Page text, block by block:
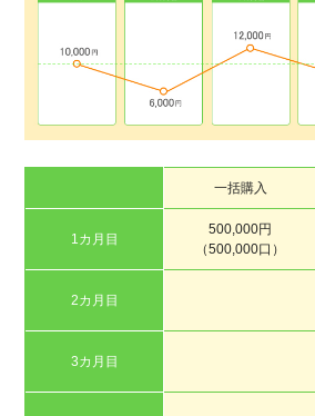
一括購入
1カ月目
500,000円
（500,000口）
2カ月目
3カ月目